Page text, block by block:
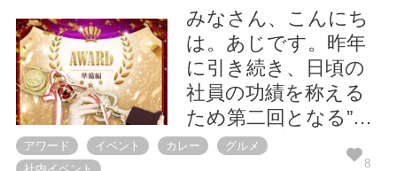
アワード イベント カレー
グルメ
みなさん、こんにち
は。あじです。昨年
に引き続き、日頃の
社員の功績を称える
ため第二回となる”シ
ードライブアワー
8